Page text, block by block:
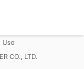
Uso
CO., LTD.